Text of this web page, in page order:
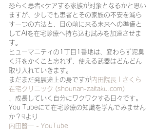
恐らく患者<ケアする家族が対象となるかと思い
ますが、少しでも患者とその家族の不安を減ら
す一つの方法と、目の前に来る未来への準備と
してAIを在宅診療へ持ち込む試みを加速させま
す。
ヒューマニティの1丁目1番地は、変わらず泥臭
く汗をかくこと忘れず、使える武器はどんどん
取り入れていきます。
まだまだ発展途上の身ですが内田院長 | さくら
在宅クリニック (shounan-zaitaku.com)
、成長していく自分にワクワクする日々です。
You Tubeにて在宅診療の知識を学んでみません
か？☟より
内田賢一 - YouTube